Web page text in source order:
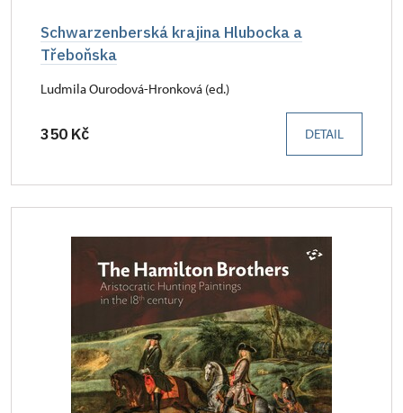
Schwarzenberská krajina Hlubocka a
Třeboňska
Ludmila Ourodová-Hronková (ed.)
350 Kč DETAIL